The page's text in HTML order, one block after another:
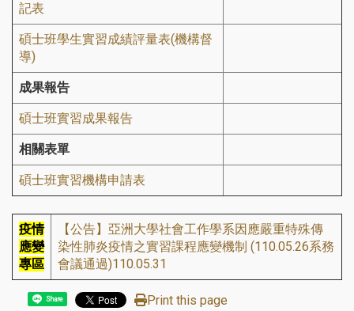
記表
碩士班學生實習成績評量表(機構督
導)
成果報告
碩士班實習成果報告
相關表單
碩士班實習機構申請表
疫情
應變
專區
【公告】亞洲大學社會工作學系因應嚴重特殊傳
染性肺炎疫情之實習課程應變機制 (110.05.26系務
會議通過)110.05.31
Share Print this page